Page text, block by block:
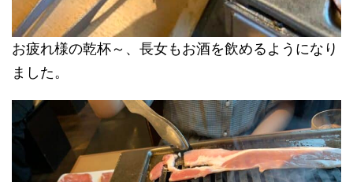
お疲れ様の乾杯～、長女もお酒を飲めるようになり
ました。